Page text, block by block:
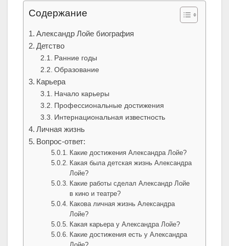
Содержание
Александр Лойе биография
Детство
Ранние годы
Образование
Карьера
Начало карьеры
Профессиональные достижения
Интернациональная известность
Личная жизнь
Вопрос-ответ:
Какие достижения Александра Лойе?
Какая была детская жизнь Александра
Лойе?
Какие работы сделал Александр Лойе
в кино и театре?
Какова личная жизнь Александра
Лойе?
Какая карьера у Александра Лойе?
Какие достижения есть у Александра